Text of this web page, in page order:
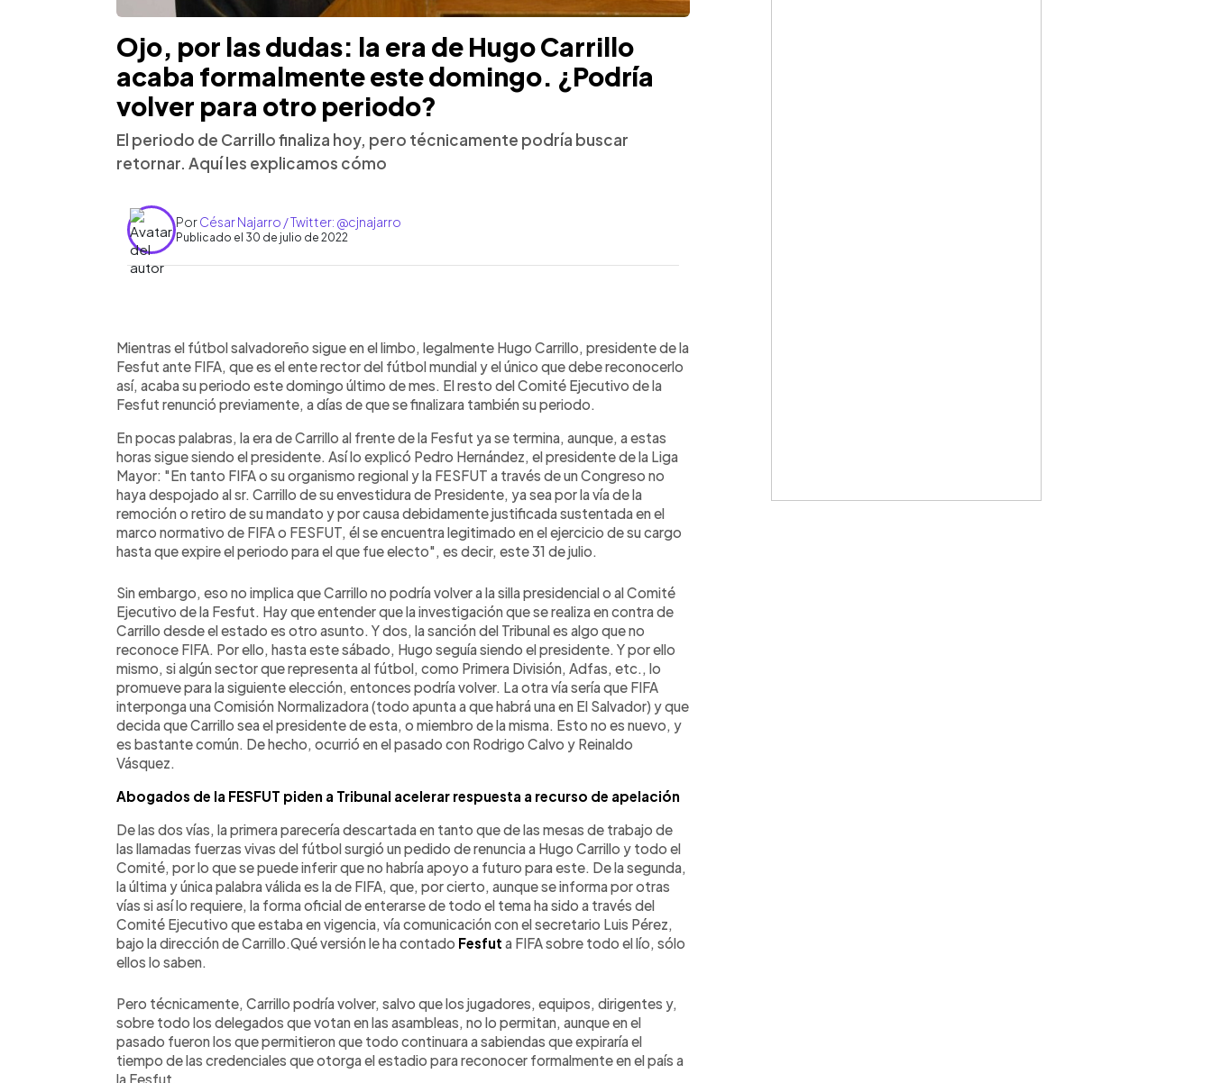
Ojo, por las dudas: la era de Hugo Carrillo
acaba formalmente este domingo. ¿Podría
volver para otro periodo?
El periodo de Carrillo finaliza hoy, pero técnicamente podría buscar
retornar. Aquí les explicamos cómo
PorCésar Najarro / Twitter: @cjnajarro
Publicado el 30 de julio de 2022
► Escuchar artículo
Mientras el fútbol salvadoreño sigue en el limbo, legalmente Hugo Carrillo, presidente de la
Fesfut ante FIFA, que es el ente rector del fútbol mundial y el único que debe reconocerlo
así, acaba su periodo este domingo último de mes. El resto del Comité Ejecutivo de la
Fesfut renunció previamente, a días de que se finalizara también su periodo.
En pocas palabras, la era de Carrillo al frente de la Fesfut ya se termina, aunque, a estas
horas sigue siendo el presidente. Así lo explicó Pedro Hernández, el presidente de la Liga
Mayor: "En tanto FIFA o su organismo regional y la FESFUT a través de un Congreso no
haya despojado al sr. Carrillo de su envestidura de Presidente, ya sea por la vía de la
remoción o retiro de su mandato y por causa debidamente justificada sustentada en el
marco normativo de FIFA o FESFUT, él se encuentra legitimado en el ejercicio de su cargo
hasta que expire el periodo para el que fue electo", es decir, este 31 de julio.
Sin embargo, eso no implica que Carrillo no podría volver a la silla presidencial o al Comité
Ejecutivo de la Fesfut. Hay que entender que la investigación que se realiza en contra de
Carrillo desde el estado es otro asunto. Y dos, la sanción del Tribunal es algo que no
reconoce FIFA. Por ello, hasta este sábado, Hugo seguía siendo el presidente. Y por ello
mismo, si algún sector que representa al fútbol, como Primera División, Adfas, etc., lo
promueve para la siguiente elección, entonces podría volver. La otra vía sería que FIFA
interponga una Comisión Normalizadora (todo apunta a que habrá una en El Salvador) y que
decida que Carrillo sea el presidente de esta, o miembro de la misma. Esto no es nuevo, y
es bastante común. De hecho, ocurrió en el pasado con Rodrigo Calvo y Reinaldo
Vásquez.
Abogados de la FESFUT piden a Tribunal acelerar respuesta a recurso de apelación
De las dos vías, la primera parecería descartada en tanto que de las mesas de trabajo de
las llamadas fuerzas vivas del fútbol surgió un pedido de renuncia a Hugo Carrillo y todo el
Comité, por lo que se puede inferir que no habría apoyo a futuro para este. De la segunda,
la última y única palabra válida es la de FIFA, que, por cierto, aunque se informa por otras
vías si así lo requiere, la forma oficial de enterarse de todo el tema ha sido a través del
Comité Ejecutivo que estaba en vigencia, vía comunicación con el secretario Luis Pérez,
bajo la dirección de Carrillo.Qué versión le ha contado Fesfut a FIFA sobre todo el lío, sólo
ellos lo saben.
Pero técnicamente, Carrillo podría volver, salvo que los jugadores, equipos, dirigentes y,
sobre todo los delegados que votan en las asambleas, no lo permitan, aunque en el
pasado fueron los que permitieron que todo continuara a sabiendas que expiraría el
tiempo de las credenciales que otorga el estadio para reconocer formalmente en el país a
la Fesfut.